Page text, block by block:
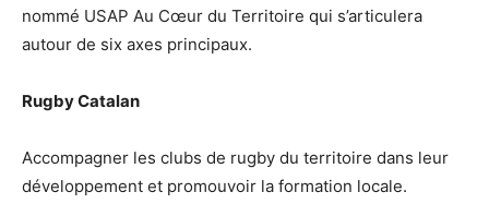
nommé USAP Au Cœur du Territoire qui s’articulera
autour de six axes principaux.
Rugby Catalan
Accompagner les clubs de rugby du territoire dans leur
développement et promouvoir la formation locale.